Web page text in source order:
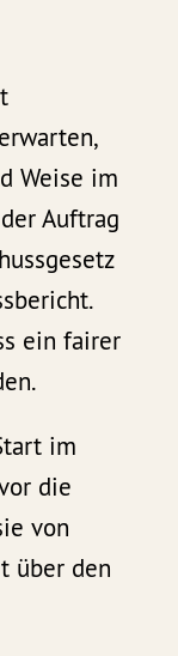
Weise im
Auftrag
ein fairer
im
die
von
über den